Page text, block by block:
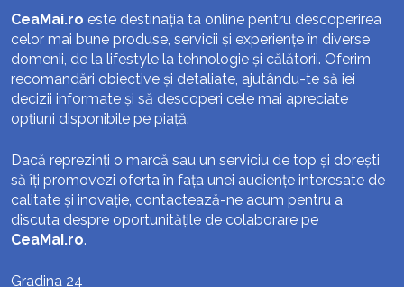
CeaMai.ro este destinația ta online pentru descoperirea
celor mai bune produse, servicii și experiențe în diverse
domenii, de la lifestyle la tehnologie și călătorii. Oferim
recomandări obiective și detaliate, ajutându-te să iei
decizii informate și să descoperi cele mai apreciate
opțiuni disponibile pe piață.
Dacă reprezinți o marcă sau un serviciu de top și dorești
să îți promovezi oferta în fața unei audiențe interesate de
calitate și inovație, contactează-ne acum pentru a
discuta despre oportunitățile de colaborare pe
CeaMai.ro.
Gradina 24